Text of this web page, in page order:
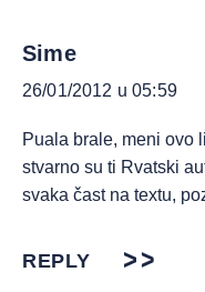
Sime
26/01/2012 u 05:59
Puala brale, meni ovo
stvarno su ti Rvatski
svaka čast na textu,
REPLY